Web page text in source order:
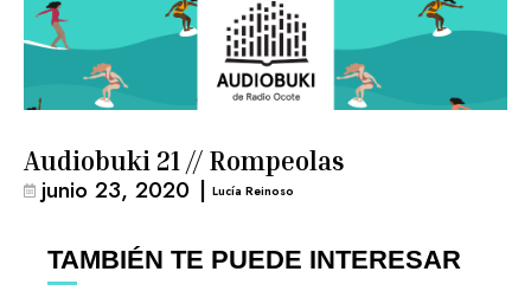
Audiobuki 21 // Rompeolas
junio 23, 2020 | Lucía Reinoso
TAMBIÉN TE PUEDE INTERESAR